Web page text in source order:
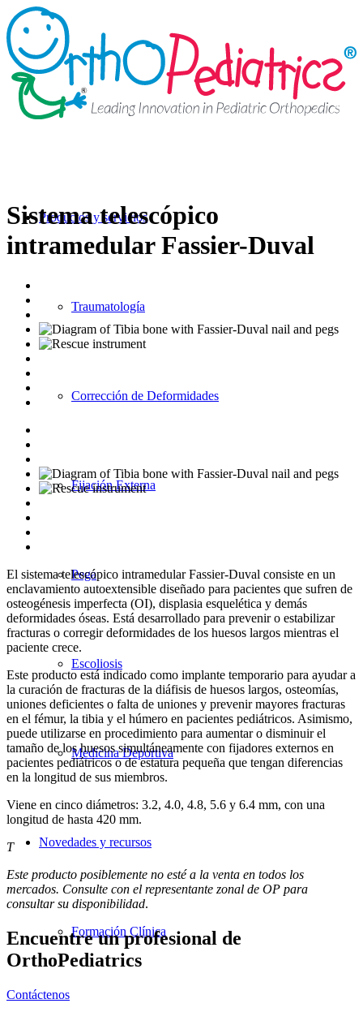
Productos y servicios
Traumatología
Corrección de Deformidades
Fijación Externa
Pega
Escoliosis
Medicina Deportiva
Novedades y recursos
Formación Clínica
Sistema telescópico
intramedular Fassier-Duval
El sistema telescópico intramedular Fassier-Duval consiste en un
enclavamiento autoextensible diseñado para pacientes que sufren de
osteogénesis imperfecta (OI), displasia esquelética y demás
deformidades óseas. Está desarrollado para prevenir o estabilizar
fracturas o corregir deformidades de los huesos largos mientras el
paciente crece.
Este producto está indicado como implante temporario para ayudar a
la curación de fracturas de la diáfisis de huesos largos, osteomías,
uniones deficientes o falta de uniones y prevenir mayores fracturas
en el fémur, la tibia y el húmero en pacientes pediátricos. Asimismo,
puede utilizarse en procedimiento para aumentar o disminuir el
tamaño de los huesos simultáneamente con fijadores externos en
pacientes pediátricos o de estatura pequeña que tengan diferencias
en la longitud de sus miembros.
Viene en cinco diámetros: 3.2, 4.0, 4.8, 5.6 y 6.4 mm, con una
longitud de hasta 420 mm.
T
Este producto posiblemente no esté a la venta en todos los
mercados. Consulte con el representante zonal de OP para
consultar su disponibilidad.
Encuentre un profesional de
OrthoPediatrics
Contáctenos